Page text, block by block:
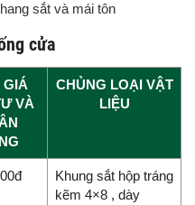
sắt và mái tôn
cửa
VÀ
CHỦNG LOẠI VẬT
LIỆU
Khung sắt hộp tráng
kẽm 4×8 , dày